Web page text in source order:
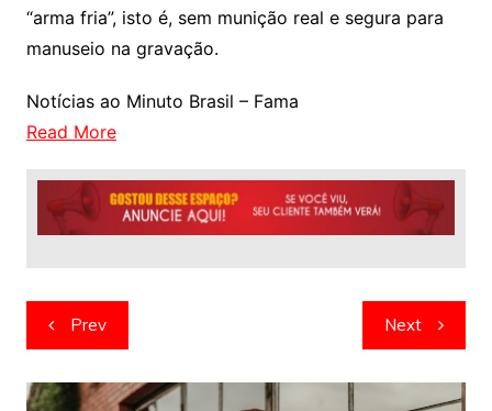
“arma fria”, isto é, sem munição real e segura para
manuseio na gravação.
Notícias ao Minuto Brasil – Fama
Read More
Navegação
de
artigos
Prev Next